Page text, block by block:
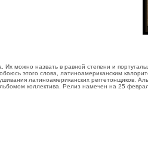
Их можно назвать в равной степени и
этого слова, латиноамериканским
латиноамериканских реггетонщиков.
коллектива. Релиз намечен на 25